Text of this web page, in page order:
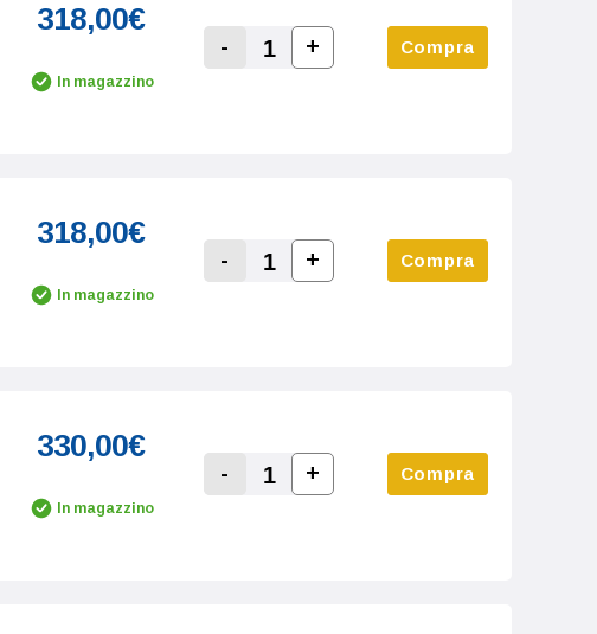
318,00€
In magazzino Decrease Quantity:
-
Increase Quantity:
+ Compra
318,00€
In magazzino Decrease Quantity:
-
Increase Quantity:
+ Compra
330,00€
In magazzino Decrease Quantity:
-
Increase Quantity:
+ Compra